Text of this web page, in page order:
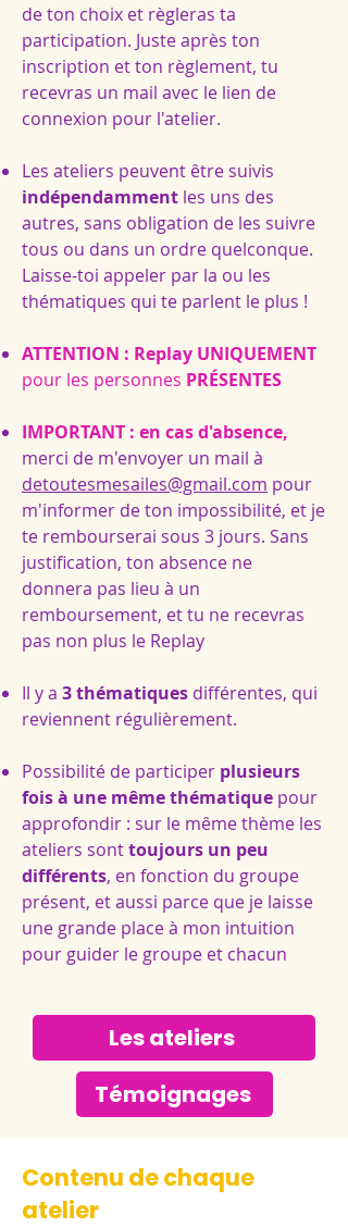
de ton choix et règleras ta
participation. Juste après ton
inscription et ton règlement, tu
recevras un mail avec le lien de
connexion pour l'atelier.
Les ateliers peuvent être suivis
indépendamment les uns des
autres, sans obligation de les suivre
tous ou dans un ordre quelconque.
Laisse-toi appeler par la ou les
thématiques qui te parlent le plus !
ATTENTION : Replay UNIQUEMENT
pour les personnes PRÉSENTES
IMPORTANT : en cas d'absence,
merci de m'envoyer un mail à
detoutesmesailes@gmail.com pour
m'informer de ton impossibilité, et je
te rembourserai sous 3 jours. Sans
justification, ton absence ne
donnera pas lieu à un
remboursement, et tu ne recevras
pas non plus le Replay
Il y a 3 thématiques différentes, qui
reviennent régulièrement.
Possibilité de participer plusieurs
foisà une même thématique pour
approfondir : sur le même thème les
ateliers sonttoujours un peu
différents, en fonction du groupe
présent, et aussi parce que je laisse
une grande place à mon intuition
pour guider le groupe et chacun
Les ateliers
Témoignages
Contenu de chaque
atelier